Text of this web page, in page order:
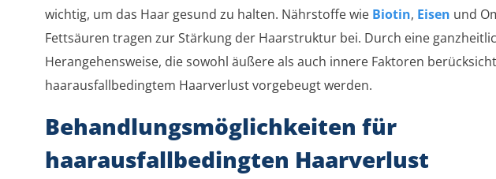
wichtig, um das Haar gesund zu halten. Nährstoffe wie Biotin, Eisen und
Fettsäuren tragen zur Stärkung der Haarstruktur bei. Durch eine
Herangehensweise, die sowohl äußere als auch innere Faktoren
haarausfallbedingtem Haarverlust vorgebeugt werden.
Behandlungsmöglichkeiten für
haarausfallbedingten Haarverlust